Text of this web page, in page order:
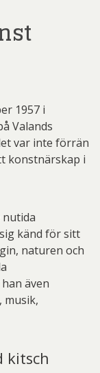
1957 i
Valands
var inte förrän
konstnärskap i
nutida
känd för sitt
naturen och
även
musik,
kitsch